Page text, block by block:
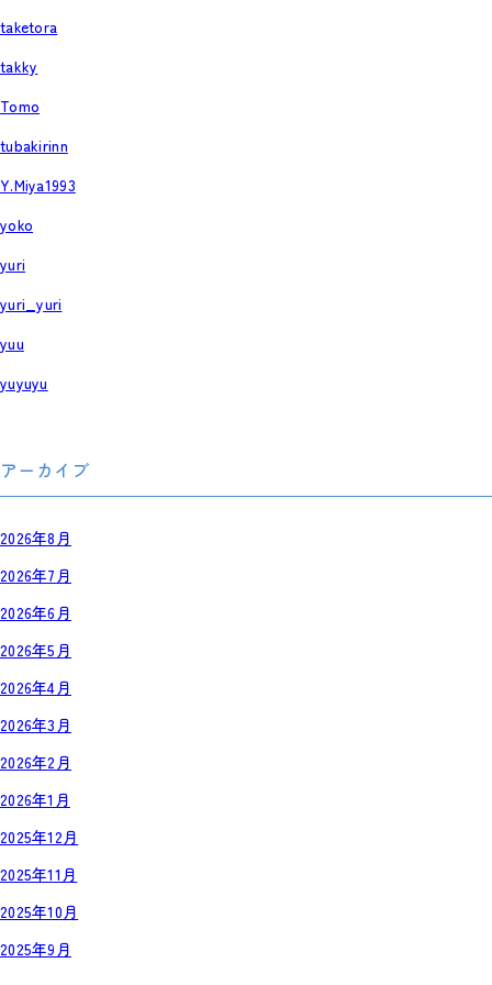
taketora
takky
Tomo
tubakirinn
Y.Miya1993
yoko
yuri
yuri_yuri
yuu
yuyuyu
アーカイブ
2026年8月
2026年7月
2026年6月
2026年5月
2026年4月
2026年3月
2026年2月
2026年1月
2025年12月
2025年11月
2025年10月
2025年9月